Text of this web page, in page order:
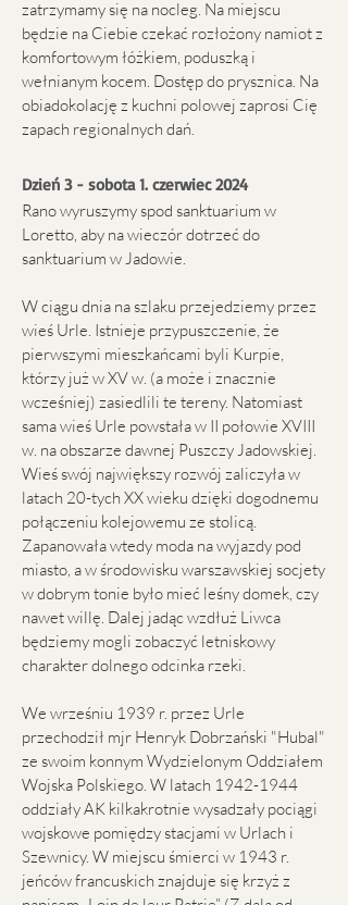
zatrzymamy się na nocleg. Na miejscu
będzie na Ciebie czekać rozłożony namiot z
komfortowym łóżkiem, poduszką i
wełnianym kocem. Dostęp do prysznica. Na
obiadokolację z kuchni polowej zaprosi Cię
zapach regionalnych dań.
Dzień 3 - sobota 1. czerwiec 2024
Rano wyruszymy spod sanktuarium w
Loretto, aby na wieczór dotrzeć do
sanktuarium w Jadowie.
W ciągu dnia na szlaku przejedziemy przez
wieś Urle. Istnieje przypuszczenie, że
pierwszymi mieszkańcami byli Kurpie,
którzy już w XV w. (a może i znacznie
wcześniej) zasiedlili te tereny. Natomiast
sama wieś Urle powstała w II połowie XVIII
w. na obszarze dawnej Puszczy Jadowskiej.
Wieś swój największy rozwój zaliczyła w
latach 20-tych XX wieku dzięki dogodnemu
połączeniu kolejowemu ze stolicą.
Zapanowała wtedy moda na wyjazdy pod
miasto, a w środowisku warszawskiej socjety
w dobrym tonie było mieć leśny domek, czy
nawet willę. Dalej jadąc wzdłuż Liwca
będziemy mogli zobaczyć letniskowy
charakter dolnego odcinka rzeki.
We wrześniu 1939 r. przez Urle
przechodził mjr Henryk Dobrzański "Hubal"
ze swoim konnym Wydzielonym Oddziałem
Wojska Polskiego. W latach 1942-1944
oddziały AK kilkakrotnie wysadzały pociągi
wojskowe pomiędzy stacjami w Urlach i
Szewnicy. W miejscu śmierci w 1943 r.
jeńców francuskich znajduje się krzyż z